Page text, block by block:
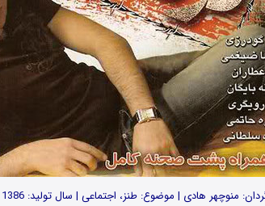
منوچهر هادی | موضوع: طنز، اجتماعی | سال تولید: 1386 | محصول ایران